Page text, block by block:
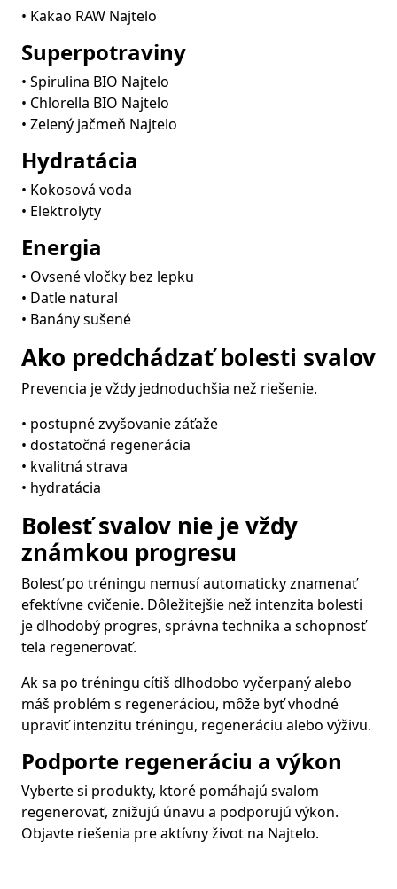
• Kakao RAW Najtelo
Superpotraviny
• Spirulina BIO Najtelo
• Chlorella BIO Najtelo
• Zelený jačmeň Najtelo
Hydratácia
• Kokosová voda
• Elektrolyty
Energia
• Ovsené vločky bez lepku
• Datle natural
• Banány sušené
Ako predchádzať bolesti svalov
Prevencia je vždy jednoduchšia než riešenie.
• postupné zvyšovanie záťaže
• dostatočná regenerácia
• kvalitná strava
• hydratácia
Bolesť svalov nie je vždy
známkou progresu
Bolesť po tréningu nemusí automaticky znamenať
efektívne cvičenie. Dôležitejšie než intenzita bolesti
je dlhodobý progres, správna technika a schopnosť
tela regenerovať.
Ak sa po tréningu cítiš dlhodobo vyčerpaný alebo
máš problém s regeneráciou, môže byť vhodné
upraviť intenzitu tréningu, regeneráciu alebo výživu.
Podporte regeneráciu a výkon
Vyberte si produkty, ktoré pomáhajú svalom
regenerovať, znižujú únavu a podporujú výkon.
Objavte riešenia pre aktívny život na Najtelo.